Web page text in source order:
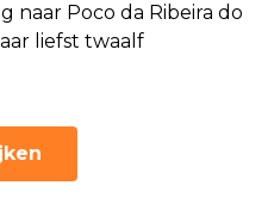
naar Poco da Ribeira do
liefst twaalf